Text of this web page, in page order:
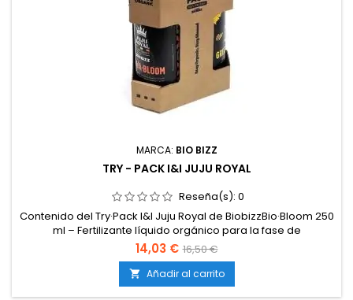
MARCA: BIO BIZZ
TRY - PACK I&I JUJU ROYAL
Reseña(s): 0
Contenido del Try·Pack I&I Juju Royal de BiobizzBio·Bloom 250
ml – Fertilizante líquido orgánico para la fase de
floración.Bio·Grow 250 ml – Fertilizante líquido orgánico para
la fase de crecimiento.Top·Max 250 ml – Estimulador de
floración que incrementa la producción de flores, resina y
aroma.
14,03 € 16,50 €
 Añadir al carrito